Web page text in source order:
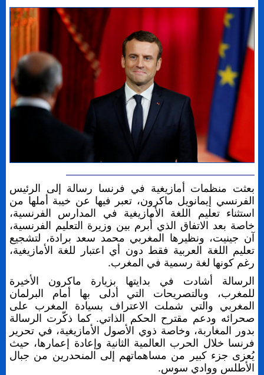
بعثت منظمات أمازيغية في فرنسا رسالة إلى الرئيس
الفرنسي إيمانويل ماكرون، تعبر فيها عن خيبة أملها من
استثناء تعليم اللغة الأمازيغية في المدارس الفرنسية،
خاصة بعد الاتفاق الذي أُبرم بين وزيرة التعليم الفرنسية،
آن جينيت، ونظيرها المغربي محمد سعد برادة، لتشجيع
تعليم اللغة العربية فقط دون أي اعتبار للغة الأمازيغية،
رغم كونها لغة رسمية في المغرب.
الرسالة أشادت في بدايتها بزيارة ماكرون الأخيرة
للمغرب، وبالتصريحات التي أدلى بها أمام البرلمان
المغربي والتي شملت الاعتراف بسيادة المغرب على
صحرائه ودعم مقترح الحكم الذاتي. كما ذكّرت الرسالة
بدور المغاربة، وخاصة ذوي الأصول الأمازيغية، في تحرير
فرنسا خلال الحرب العالمية الثانية وإعادة إعمارها، حيث
يُعزى جزء كبير من مساهماتهم إلى المنحدرين من جبال
الأطلس ووادي سوس.